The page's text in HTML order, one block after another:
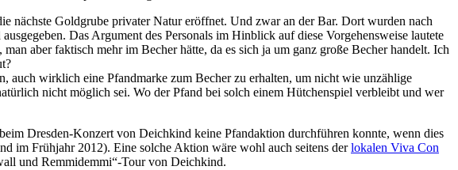
nächste Goldgrube privater Natur eröffnet. Und zwar an der Bar. Dort wurden nach
Das Argument des Personals im Hinblick auf diese Vorgehensweise lautete
aber faktisch mehr im Becher hätte, da es sich ja um ganz große Becher handelt. Ich
auch wirklich eine Pfandmarke zum Becher zu erhalten, um nicht wie unzählige
nicht möglich sei. Wo der Pfand bei solch einem Hütchenspiel verbleibt und wer
Dresden-Konzert von Deichkind keine Pfandaktion durchführen konnte, wenn dies
im Frühjahr 2012). Eine solche Aktion wäre wohl auch seitens derlokalen Viva Con
und Remmidemmi“-Tour von Deichkind.